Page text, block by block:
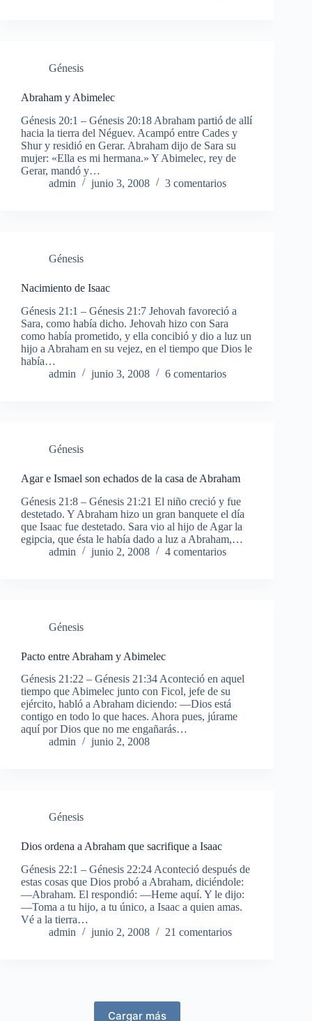
Génesis
Abraham y Abimelec
Génesis 20:1 – Génesis 20:18 Abraham partió de allí
hacia la tierra del Néguev. Acampó entre Cades y
Shur y residió en Gerar. Abraham dijo de Sara su
mujer: «Ella es mi hermana.» Y Abimelec, rey de
Gerar, mandó y…
admin
junio 3, 2008 3 comentarios
Génesis
Nacimiento de Isaac
Génesis 21:1 – Génesis 21:7 Jehovah favoreció a
Sara, como había dicho. Jehovah hizo con Sara
como había prometido, y ella concibió y dio a luz un
hijo a Abraham en su vejez, en el tiempo que Dios le
había…
admin
junio 3, 2008 6 comentarios
Génesis
Agar e Ismael son echados de la casa de Abraham
Génesis 21:8 – Génesis 21:21 El niño creció y fue
destetado. Y Abraham hizo un gran banquete el día
que Isaac fue destetado. Sara vio al hijo de Agar la
egipcia, que ésta le había dado a luz a Abraham,…
admin
junio 2, 2008 4 comentarios
Génesis
Pacto entre Abraham y Abimelec
Génesis 21:22 – Génesis 21:34 Aconteció en aquel
tiempo que Abimelec junto con Ficol, jefe de su
ejército, habló a Abraham diciendo: —Dios está
contigo en todo lo que haces. Ahora pues, júrame
aquí por Dios que no me engañarás…
admin
junio 2, 2008
Génesis
Dios ordena a Abraham que sacrifique a Isaac
Génesis 22:1 – Génesis 22:24 Aconteció después de
estas cosas que Dios probó a Abraham, diciéndole:
—Abraham. El respondió: —Heme aquí. Y le dijo:
—Toma a tu hijo, a tu único, a Isaac a quien amas.
Vé a la tierra…
admin
junio 2, 2008 21 comentarios
Cargar más